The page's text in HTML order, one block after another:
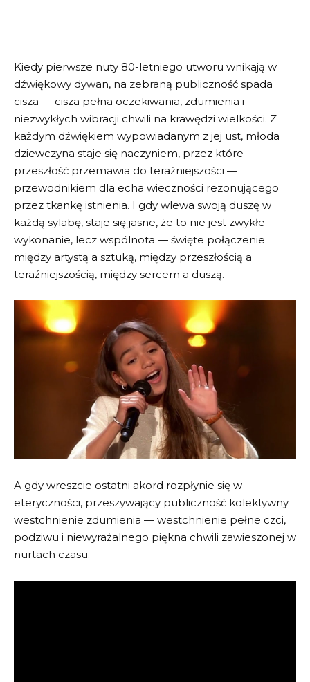
Kiedy pierwsze nuty 80-letniego utworu wnikają w
dźwiękowy dywan, na zebraną publiczność spada
cisza — cisza pełna oczekiwania, zdumienia i
niezwykłych wibracji chwili na krawędzi wielkości. Z
każdym dźwiękiem wypowiadanym z jej ust, młoda
dziewczyna staje się naczyniem, przez które
przeszłość przemawia do teraźniejszości —
przewodnikiem dla echa wieczności rezonującego
przez tkankę istnienia. I gdy wlewa swoją duszę w
każdą sylabę, staje się jasne, że to nie jest zwykłe
wykonanie, lecz wspólnota — święte połączenie
między artystą a sztuką, między przeszłością a
teraźniejszością, między sercem a duszą.
A gdy wreszcie ostatni akord rozpłynie się w
eteryczności, przeszywający publiczność kolektywny
westchnienie zdumienia — westchnienie pełne czci,
podziwu i niewyrażalnego piękna chwili zawieszonej w
nurtach czasu.